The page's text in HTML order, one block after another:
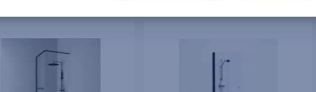
LINJE HYLLA VÄ 80X230CM